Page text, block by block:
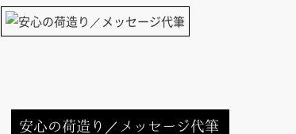
安心の荷造り／メッセージ代筆